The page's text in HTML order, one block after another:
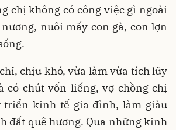
chị không có công việc gì ngoài
nuôi mấy con gà, con lợn
chịu khó, vừa làm vừa tích lũy
có chút vốn liếng, vợ chồng chị
triển kinh tế gia đình, làm giàu
đất quê hương. Qua những kinh